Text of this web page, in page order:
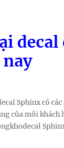
decal
Sphinx có
của mỗi